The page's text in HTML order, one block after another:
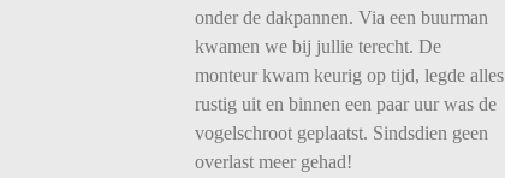
onder de dakpannen. Via een buurman
kwamen we bij jullie terecht. De
monteur kwam keurig op tijd, legde alles
rustig uit en binnen een paar uur was de
vogelschroot geplaatst. Sindsdien geen
overlast meer gehad!